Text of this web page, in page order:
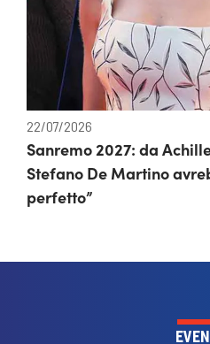
22/07/2026
Sanremo 2027: da
Stefano De Martino
perfetto”